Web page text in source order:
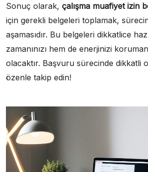
Sonuç olarak, çalışma muafiyet izin
için gerekli belgeleri toplamak,
aşamasıdır. Bu belgeleri dikkatlice
zamanınızı hem de enerjinizi
olacaktır. Başvuru sürecinde dikkatli
özenle takip edin!